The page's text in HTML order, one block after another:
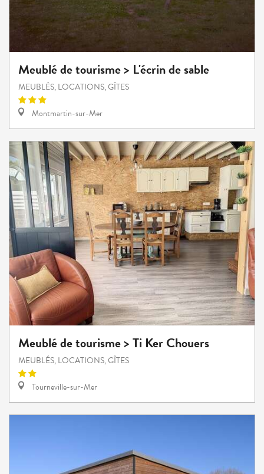
Meublé de tourisme > L'écrin de sable
MEUBLÉS, LOCATIONS, GÎTES
Montmartin-sur-Mer
Meublé de tourisme > Ti Ker Chouers
MEUBLÉS, LOCATIONS, GÎTES
Tourneville-sur-Mer